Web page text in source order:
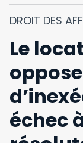
DROIT DES
Le
échec